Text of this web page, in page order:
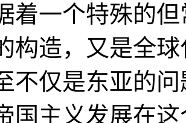
着一个特殊的
构造，又是全
不仅是东亚的
国主义发展在